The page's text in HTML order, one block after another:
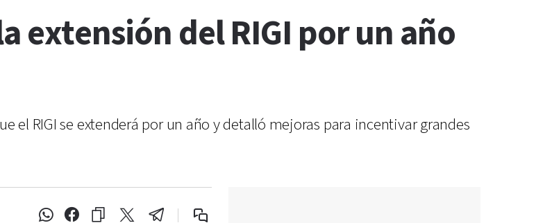
extensión del RIGI por un año
el RIGI se extenderá por un año y detalló mejoras para incentivar grandes